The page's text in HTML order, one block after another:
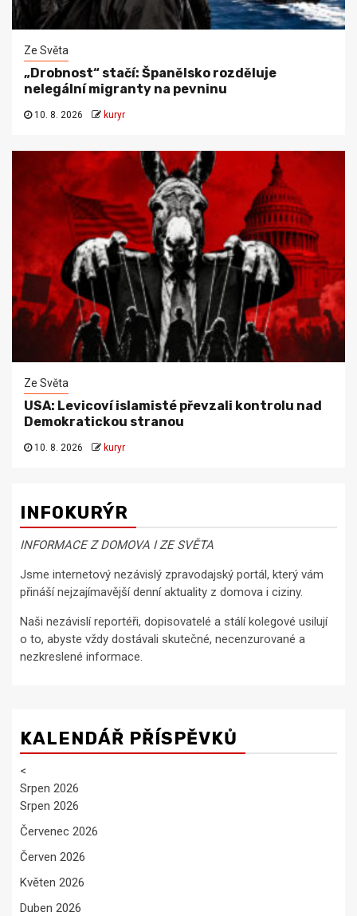
Ze Světa
„Drobnost“ stačí: Španělsko rozděluje
nelegální migranty na pevninu
10. 8. 2026 kuryr
Ze Světa
USA: Levicoví islamisté převzali kontrolu nad
Demokratickou stranou
10. 8. 2026 kuryr
INFOKURÝR
INFORMACE Z DOMOVA I ZE SVĚTA
Jsme internetový nezávislý zpravodajský portál, který vám
přináší nejzajímavější denní aktuality z domova i ciziny.
Naši nezávislí reportéři, dopisovatelé a stálí kolegové usilují
o to, abyste vždy dostávali skutečné, necenzurované a
nezkreslené informace.
KALENDÁŘ PŘÍSPĚVKŮ
<
Srpen 2026
Srpen 2026
Červenec 2026
Červen 2026
Květen 2026
Duben 2026